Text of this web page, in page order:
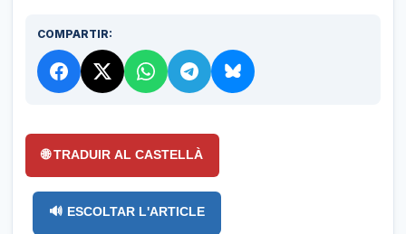
COMPARTIR:
🌐 TRADUIR AL CASTELLÀ
🔊 ESCOLTAR L'ARTICLE